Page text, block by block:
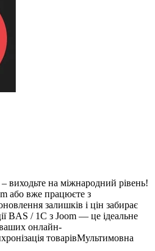
виходьте на міжнародний рівень!
або вже працюєте з
залишків і цін забирає
BAS / 1C з Joom — це ідеальне
ваших онлайн-
товарівМультимовна